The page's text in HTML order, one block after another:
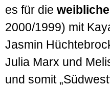
es für die
2000/1999) mit
Jasmin
Julia Marx und
und somit